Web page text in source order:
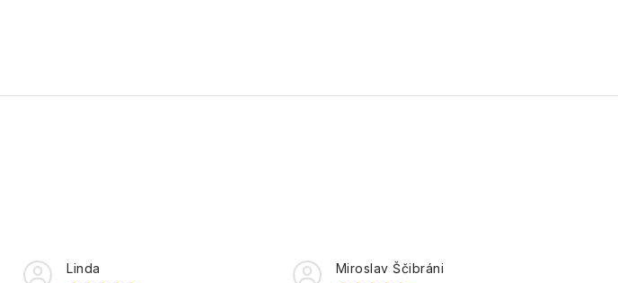
Linda Miroslav Ščibráni